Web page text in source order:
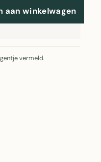
aan winkelwagen
vermeld.